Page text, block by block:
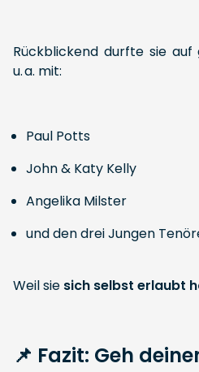
Rückblickend durfte sie
u. a. mit:
Paul Potts
John & Katy Kelly
Angelika Milster
und den drei Jungen
Weil sie sich selbst erlaubt
📌 Fazit: Geh